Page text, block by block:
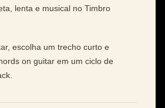
lenta e musical no Timbro
escolha um trecho curto e
on guitar em um ciclo de